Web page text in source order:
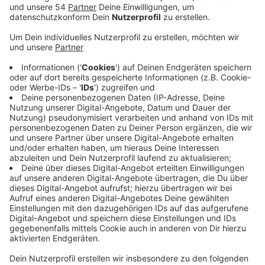
Samstag, 16.09.2023 08:46
Unter anderem sind eine Lastenfahrrad-Parade, eine
Kinderolympiade mit Bobbycars und Rollator-Training
für Senioren Teil des Programms. Auf einer Bühne gibt
es Musik und es ist es sind verschiedene Stände
aufgebaut. In Gladbach ist heute Abend eine Impro-
Performance mit verschiedenen Künstlern auf dem
Alten Markt geplant. Morgen ist dann der große Tag
der Mobilität auf dem Platz der Republik. Zum Beispiel
gibt es Führungen über die Baustelle am Busbahnhof.
In den nächsten Tagen finden dann unter anderem
verschiedene Info-Veranstaltungen in der
Zentralbibliothek und Radtouren mit dem ADFC und